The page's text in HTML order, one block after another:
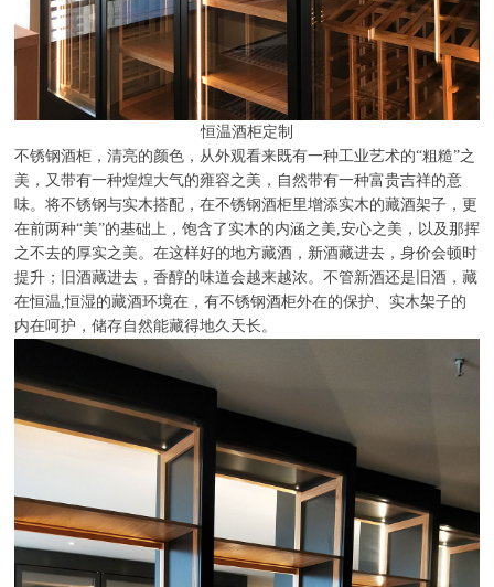
恒温酒柜定制
不锈钢酒柜，清亮的颜色，从外观看来既有一种工业艺术的“粗糙”之
美，又带有一种煌煌大气的雍容之美，自然带有一种富贵吉祥的意
味。将不锈钢与实木搭配，在不锈钢酒柜里增添实木的藏酒架子，更
在前两种“美”的基础上，饱含了实木的内涵之美,安心之美，以及那挥
之不去的厚实之美。在这样好的地方藏酒，新酒藏进去，身价会顿时
提升；旧酒藏进去，香醇的味道会越来越浓。不管新酒还是旧酒，藏
在恒温,恒湿的藏酒环境在，有不锈钢酒柜外在的保护、实木架子的
内在呵护，储存自然能藏得地久天长。